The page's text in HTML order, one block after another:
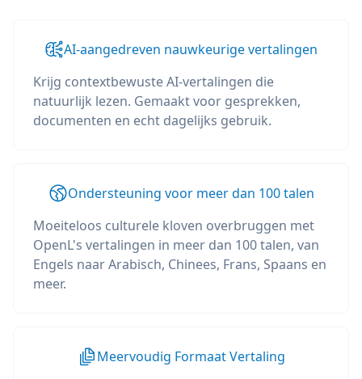
AI-aangedreven nauwkeurige vertalingen
Krijg contextbewuste AI-vertalingen die
natuurlijk lezen. Gemaakt voor gesprekken,
documenten en echt dagelijks gebruik.
Ondersteuning voor meer dan 100 talen
Moeiteloos culturele kloven overbruggen met
OpenL's vertalingen in meer dan 100 talen, van
Engels naar Arabisch, Chinees, Frans, Spaans en
meer.
Meervoudig Formaat Vertaling